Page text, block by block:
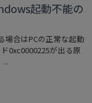
起動不能の
場合はPCの正常な起動
0xc0000225が出る原